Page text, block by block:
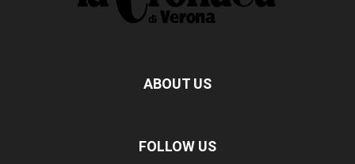
ABOUT US
FOLLOW US